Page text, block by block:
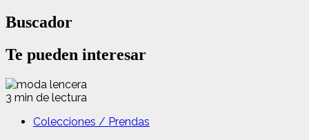
Buscador
Te pueden interesar
3 min de lectura
Colecciones / Prendas